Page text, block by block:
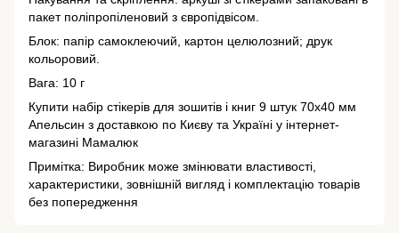
пакет поліпропіленовий з європідвісом.
Блок: папір самоклеючий, картон целюлозний; друк
кольоровий.
Вага: 10 г
Купити набір стікерів для зошитів і книг 9 штук 70х40 мм
Апельсин з доставкою по Києву та Україні у інтернет-
магазині Мамалюк
Примітка: Виробник може змінювати властивості,
характеристики, зовнішній вигляд і комплектацію товарів
без попередження